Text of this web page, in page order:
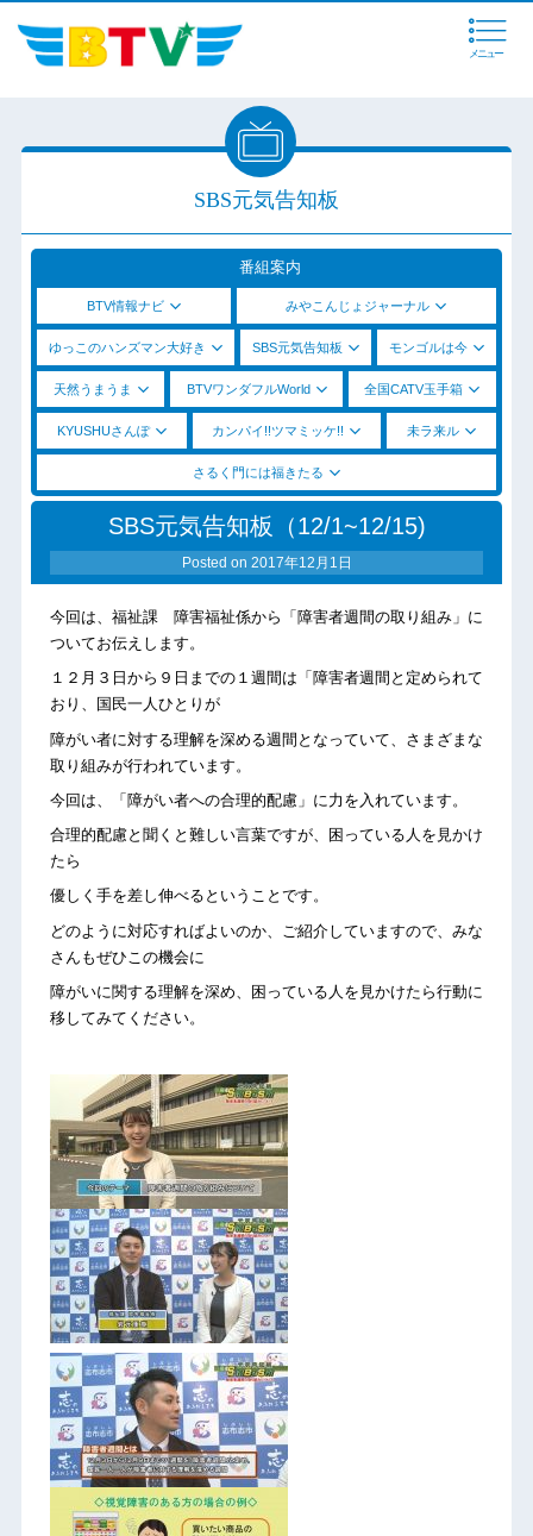
メニュー
SBS元気告知板
番組案内
BTV情報ナビ みやこんじょジャーナル
ゆっこのハンズマン大好き SBS元気告知板 モンゴルは今
天然うまうま BTVワンダフルWorld 全国CATV玉手箱
KYUSHUさんぽ カンパイ!!ツマミッケ!! 未ラ来ル
さるく門には福きたる
SBS元気告知板（12/1~12/15)
Posted on 2017年12月1日
今回は、福祉課 障害福祉係から「障害者週間の取り組み」に
ついてお伝えします。
１２月３日から９日までの１週間は「障害者週間と定められて
おり、国民一人ひとりが
障がい者に対する理解を深める週間となっていて、さまざまな
取り組みが行われています。
今回は、「障がい者への合理的配慮」に力を入れています。
合理的配慮と聞くと難しい言葉ですが、困っている人を見かけ
たら
優しく手を差し伸べるということです。
どのように対応すればよいのか、ご紹介していますので、みな
さんもぜひこの機会に
障がいに関する理解を深め、困っている人を見かけたら行動に
移してみてください。